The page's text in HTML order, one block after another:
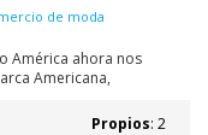
de moda
América ahora nos
Americana,
a una franquicia es
Propios: 2